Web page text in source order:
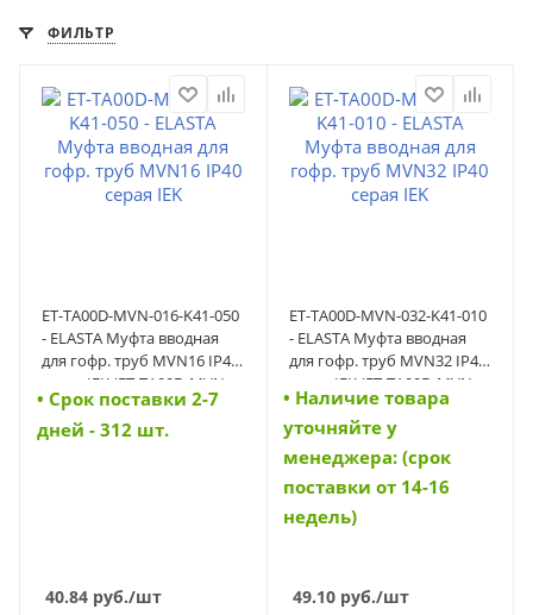
ФИЛЬТР
ET-TA00D-MVN-016-K41-050
- ELASTA Муфта вводная
для гофр. труб MVN16 IP40
серая IEK (ET-TA00D-MVN-
016-K41-050)
• Cрок поставки 2-7
дней - 312 шт.
40.84 руб./шт
ET-TA00D-MVN-032-K41-010
- ELASTA Муфта вводная
для гофр. труб MVN32 IP40
серая IEK (ET-TA00D-MVN-
032-K41-010)
• Наличие товара
уточняйте у
менеджера: (срок
поставки от 14-16
недель)
49.10руб./шт